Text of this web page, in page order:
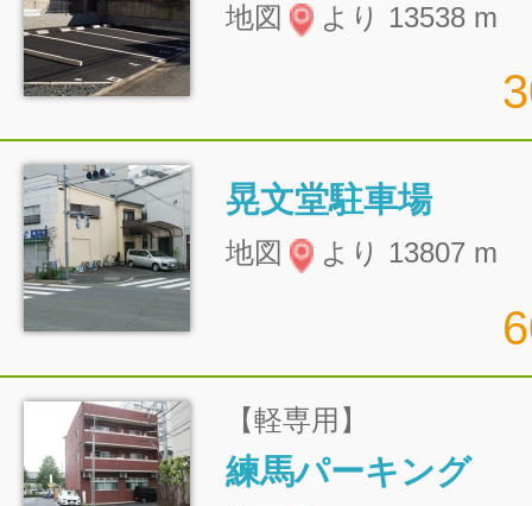
地図 より 13538 m
晃文堂駐車場
地図 より 13807 m
【軽専用】
練馬パーキング